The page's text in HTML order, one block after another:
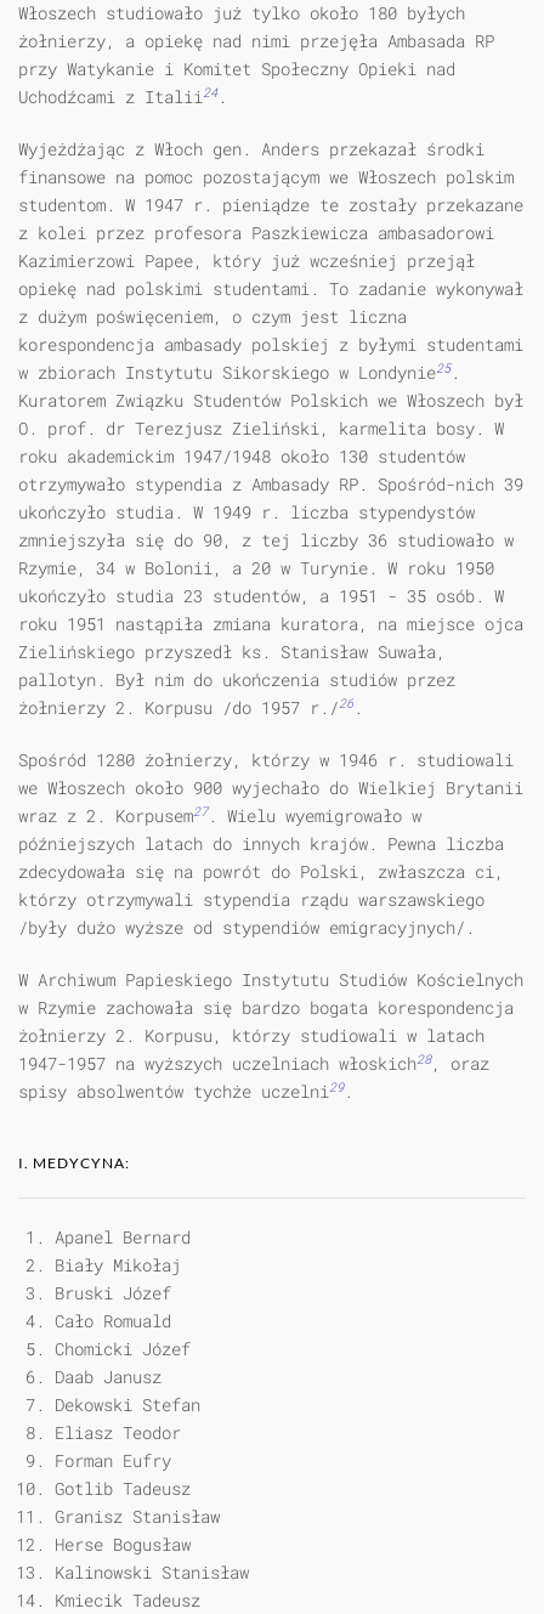
Włoszech studiowało już tylko około 180 byłych
żołnierzy, a opiekę nad nimi przejęła Ambasada RP
przy Watykanie i Komitet Społeczny Opieki nad
Uchodźcami z Italii24.
Wyjeżdżając z Włoch gen. Anders przekazał środki
finansowe na pomoc pozostającym we Włoszech polskim
studentom. W 1947 r. pieniądze te zostały przekazane
z kolei przez profesora Paszkiewicza ambasadorowi
Kazimierzowi Papee, który już wcześniej przejął
opiekę nad polskimi studentami. To zadanie wykonywał
z dużym poświęceniem, o czym jest liczna
korespondencja amba­sady polskiej z byłymi studentami
w zbiorach Instytutu Sikorskiego w Londynie25.
Kuratorem Związku Studentów Polskich we Włoszech był
O. prof. dr Terezjusz Zieliński, karmelita bosy. W
roku akademickim 1947/1948 około 130 studentów
otrzymywało stypendia z Ambasady RP. Spośród-nich 39
ukoń­czyło studia. W 1949 r. liczba stypendystów
zmniejszyła się do 90, z tej liczby 36 studiowało w
Rzymie, 34 w Bolonii, a 20 w Turynie. W roku 1950
ukończyło studia 23 studentów, a 1951 - 35 osób. W
roku 1951 nastąpiła zmiana kuratora, na miejsce ojca
Zielińskiego przyszedł ks. Stanisław Suwała,
pallotyn. Był nim do ukończenia studiów przez
żołnierzy 2. Korpusu /do 1957 r./26 .
Spośród 1280 żołnierzy, którzy w 1946 r. studiowali
we Włoszech około 900 wyjechało do Wielkiej Brytanii
wraz z 2. Korpusem27. Wielu wyemigrowało w
późniejszych latach do innych krajów. Pewna liczba
zdecydowała się na powrót do Polski, zwłaszcza ci,
którzy otrzymywali stypendia rządu war­szawskiego
/były dużo wyższe od stypendiów emigracyjnych/.
W Archiwum Papieskiego Instytutu Studiów Kościelnych
w Rzymie za­chowała się bardzo bogata korespondencja
żołnierzy 2. Korpusu, którzy studiowali w latach
1947-1957 na wyższych uczelniach włoskich28, oraz
spisy absolwentów tychże uczelni29.
I. MEDYCYNA:
Apanel Bernard
Biały Mikołaj
Bruski Józef
Cało Romuald
Chomicki Józef
Daab Janusz
Dekowski Stefan
Eliasz Teodor
Forman Eufry
Gotlib Tadeusz
Granisz Stanisław
Herse Bogusław
Kalinowski Stanisław
Kmiecik Tadeusz